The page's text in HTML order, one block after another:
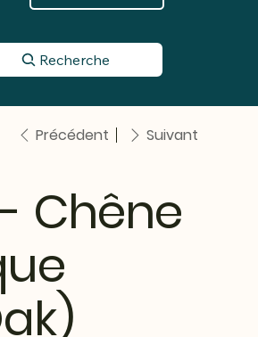
Recherche
Précédent Suivant
Chêne